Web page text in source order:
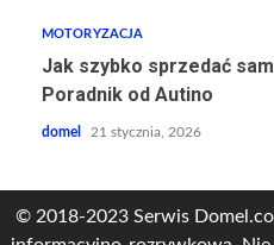
MOTORYZACJA
Jak szybko sprzedać
Poradnik od Autino
domel 21 stycznia, 2026
© 2018-2023 Serwis